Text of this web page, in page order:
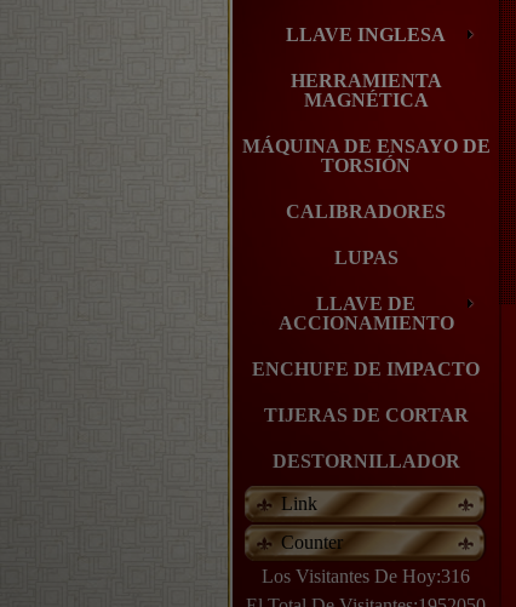
LLAVE INGLESA
HERRAMIENTA
MAGNÉTICA
MÁQUINA DE ENSAYO DE
TORSIÓN
CALIBRADORES
LUPAS
LLAVE DE
ACCIONAMIENTO
ENCHUFE DE IMPACTO
TIJERAS DE CORTAR
DESTORNILLADOR
Link
Counter
Los Visitantes De Hoy:316